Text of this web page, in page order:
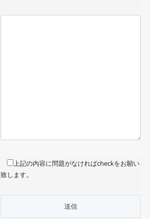
上記の内容に問題がなければcheckをお願い
致します。